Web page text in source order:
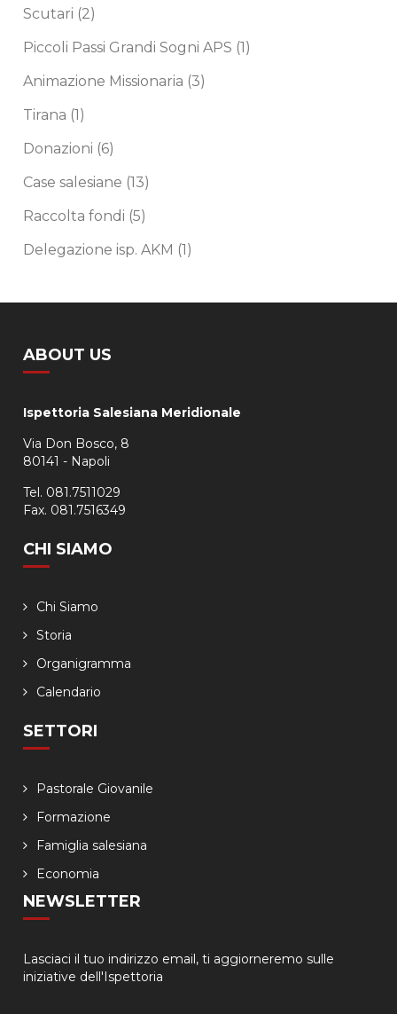
Scutari (2)
Piccoli Passi Grandi Sogni APS (1)
Animazione Missionaria (3)
Tirana (1)
Donazioni (6)
Case salesiane (13)
Raccolta fondi (5)
Delegazione isp. AKM (1)
ABOUT US
Ispettoria Salesiana Meridionale
Via Don Bosco, 8
80141 - Napoli
Tel. 081.7511029
Fax. 081.7516349
CHI SIAMO
Chi Siamo
Storia
Organigramma
Calendario
SETTORI
Pastorale Giovanile
Formazione
Famiglia salesiana
Economia
NEWSLETTER
Lasciaci il tuo indirizzo email, ti aggiorneremo sulle
iniziative dell'Ispettoria